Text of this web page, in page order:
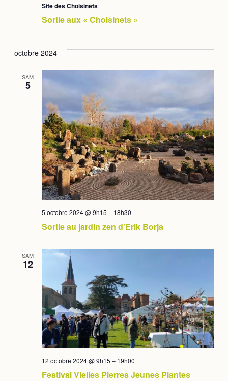
Sortie aux « Choisinets »
Site des Choisinets
octobre 2024
SAM
5
Sortie au jardin zen d’Erik Borja
5 octobre 2024 @ 9h15 – 18h30
SAM
12
Festival Vielles Pierres Jeunes Plantes
12 octobre 2024 @ 9h15 – 19h00